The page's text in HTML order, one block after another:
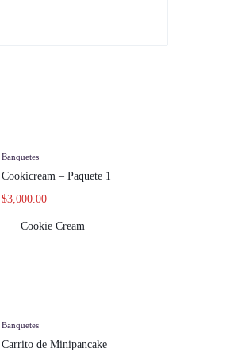
Banquetes
Cookicream – Paquete 1
$3,000.00
Cookie Cream
Banquetes
Carrito de Minipancake